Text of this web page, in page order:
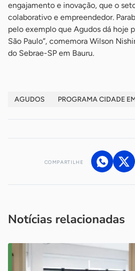
engajamento e inovação, que o
colaborativo e empreendedor.
pelo exemplo que Agudos dá hoje
São Paulo”, comemora Wilson
do Sebrae-SP em Bauru.
AGUDOS PROGRAMA CIDADE
COMPARTILHE
Notícias relacionadas